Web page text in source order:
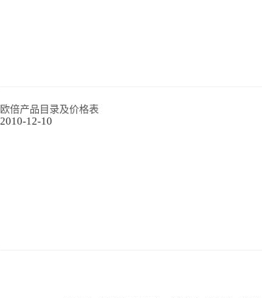
欧倍产品目录及价格表
2010-12-10